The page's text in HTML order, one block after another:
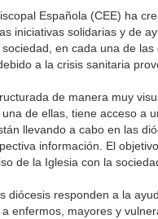
Española (CEE) ha
iniciativas solidarias y de
en cada una de
a la crisis sanitaria
de manera muy
de ellas, tiene acceso a
llevando a cabo en las
información. El
de la Iglesia con la
diócesis responden a la
enfermos, mayores y